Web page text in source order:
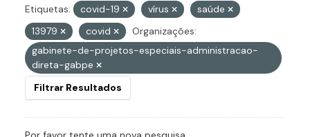
Etiquetas: covid-19 vírus
saúde
13979
covid
Organizações:
gabinete-de-projetos-especiais-administracao-
direta-gabpe
Filtrar Resultados